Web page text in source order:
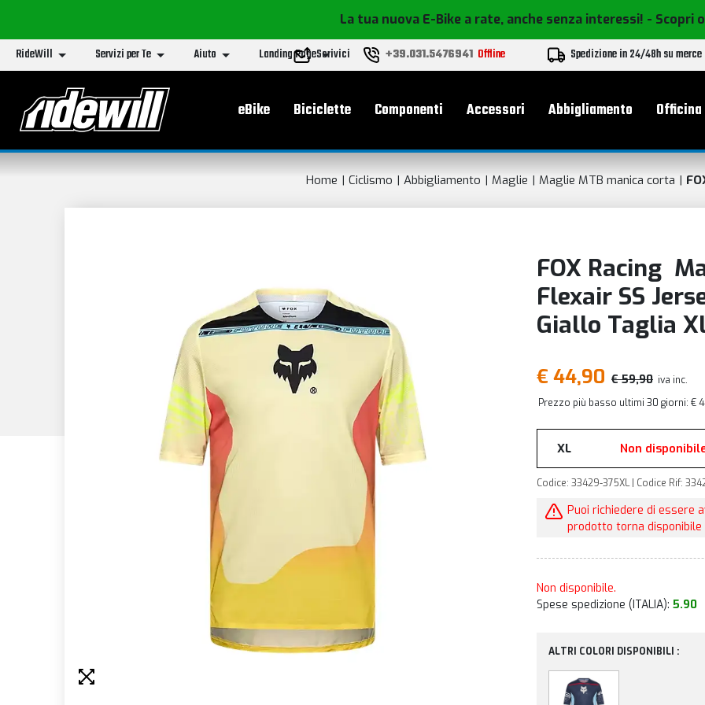
La tua nuova E-Bike a rate, anche senza interessi! - Scopri
RideWill Servizi per Te Aiuto Landing PageScrivici +39.031.5476941 Offline Spedizione in 24/48h su
Menu principale
eBike Biciclette Componenti Accessori Abbigliamento Officina
FOX Racing
Flexair SS
Giallo Taglia
€ 44,90 € 59,90 iva inc.
Prezzo più basso ultimi 30 giorni: €
XL Non
Codice: 33429-375XL | Codice Rif:
Puoi richiedere di essere
prodotto torna
Non disponibile.
Spese spedizione (ITALIA): 5.90
ALTRI COLORI DISPONIBILI :
Home Ciclismo Abbigliamento Maglie Maglie MTB manica corta